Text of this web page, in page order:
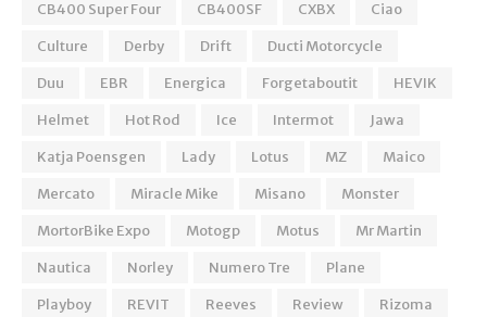
CB400 Super Four CB400SF CXBX
Ciao
Culture
Derby Drift
Ducti Motorcycle
Duu
EBR Energica Forgetaboutit
HEVIK
Helmet
Hot Rod Ice Intermot
Jawa
Katja Poensgen
Lady Lotus MZ
Maico
Mercato
Miracle Mike Misano
Monster
MortorBike Expo
Motogp Motus
Mr Martin
Nautica
Norley Numero Tre
Plane
Playboy
REVIT Reeves Review
Rizoma